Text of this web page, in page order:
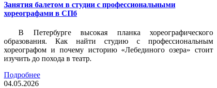
Занятия балетом в студии с профессиональными
хореографами в СПб
В Петербурге высокая планка хореографического
образования. Как найти студию с профессиональным
хореографом и почему историю «Лебединого озера» стоит
изучить до похода в театр.
Подробнее
04.05.2026